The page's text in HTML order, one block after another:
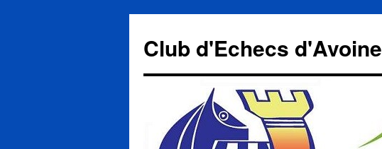
contenu
Club d'Echecs d'Avoine